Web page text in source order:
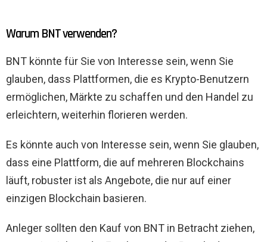
Warum BNT verwenden?
BNT könnte für Sie von Interesse sein, wenn Sie
glauben, dass Plattformen, die es Krypto-Benutzern
ermöglichen, Märkte zu schaffen und den Handel zu
erleichtern, weiterhin florieren werden.
Es könnte auch von Interesse sein, wenn Sie glauben,
dass eine Plattform, die auf mehreren Blockchains
läuft, robuster ist als Angebote, die nur auf einer
einzigen Blockchain basieren.
Anleger sollten den Kauf von BNT in Betracht ziehen,